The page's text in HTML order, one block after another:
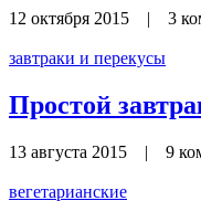
12 октября 2015 | 3
завтраки и перекусы
Простой
13 августа 2015 | 9
вегетарианские